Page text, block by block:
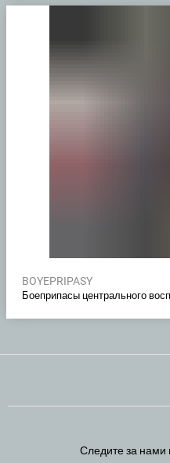
BOYEPRIPASY
Боеприпасы центрального
Следите за нами